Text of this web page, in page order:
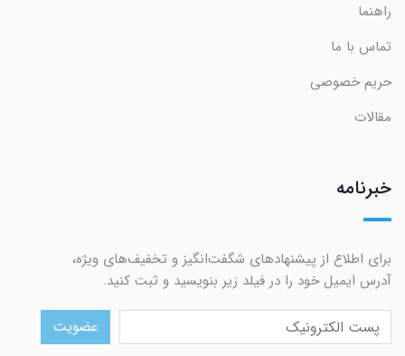
راهنما
تماس با ما
حریم خصوصی
مقالات
خبرنامه
برای اطلاع از پیشنهادهای شگفت‌انگیز و تخفیف‌های ویژه،
آدرس ایمیل خود را در فیلد زیر بنویسید و ثبت کنید.
عضویت